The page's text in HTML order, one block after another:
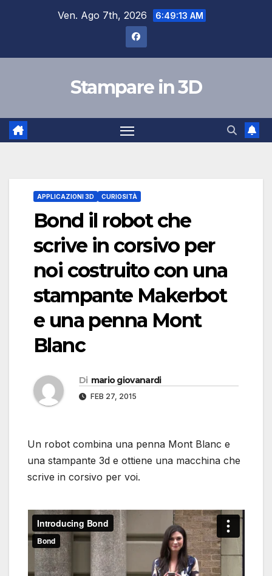
Ven. Ago 7th, 2026 6:49:13 AM
Stampare in 3D
APPLICAZIONI 3D CURIOSITÀ
Bond il robot che
scrive in corsivo per
noi costruito con una
stampante Makerbot
e una penna Mont
Blanc
Di mario giovanardi
FEB 27, 2015
Un robot combina una penna Mont Blanc e
una stampante 3d e ottiene una macchina che
scrive in corsivo per voi.